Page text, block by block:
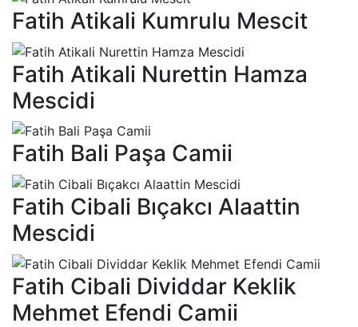
Fatih Atikali Kumrulu Mescit
Fatih Atikali Nurettin Hamza
Mescidi
Fatih Bali Paşa Camii
Fatih Cibali Bıçakcı Alaattin
Mescidi
Fatih Cibali Dividdar Keklik
Mehmet Efendi Camii